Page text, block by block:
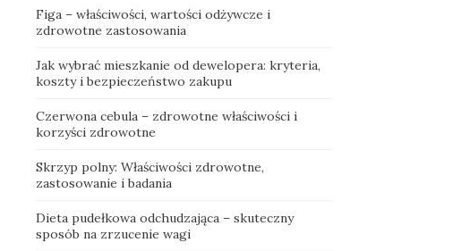
Figa – właściwości, wartości odżywcze i
zdrowotne zastosowania
Jak wybrać mieszkanie od dewelopera: kryteria,
koszty i bezpieczeństwo zakupu
Czerwona cebula – zdrowotne właściwości i
korzyści zdrowotne
Skrzyp polny: Właściwości zdrowotne,
zastosowanie i badania
Dieta pudełkowa odchudzająca – skuteczny
sposób na zrzucenie wagi